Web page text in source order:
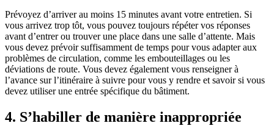
Prévoyez d’arriver au moins 15 minutes avant votre entretien. Si
vous arrivez trop tôt, vous pouvez toujours répéter vos réponses
avant d’entrer ou trouver une place dans une salle d’attente. Mais
vous devez prévoir suffisamment de temps pour vous adapter aux
problèmes de circulation, comme les embouteillages ou les
déviations de route. Vous devez également vous renseigner à
l’avance sur l’itinéraire à suivre pour vous y rendre et savoir si vous
devez utiliser une entrée spécifique du bâtiment.
4. S’habiller de manière inappropriée